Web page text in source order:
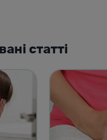
статті